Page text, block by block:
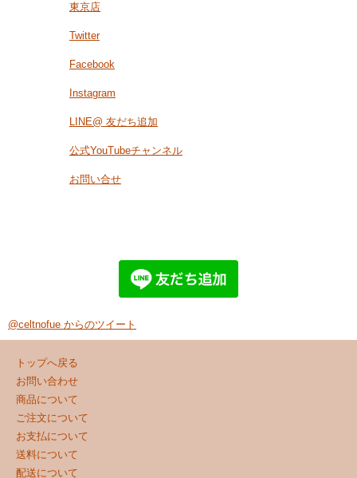
東京店
Twitter
Facebook
Instagram
LINE@ 友だち追加
公式YouTubeチャンネル
お問い合せ
@celtnofue からのツイート
トップへ戻る
お問い合わせ
商品について
ご注文について
お支払について
送料について
配送について